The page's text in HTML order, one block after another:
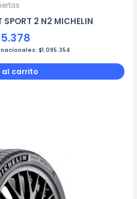
2 N2 MICHELIN
$1.095.354
al carrito